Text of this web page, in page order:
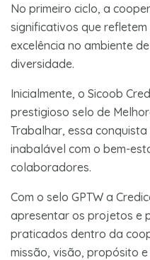
No primeiro ciclo, a
significativos que
excelência no ambiente
diversidade.
Inicialmente, o Sicoob
prestigioso selo de
Trabalhar, essa
inabalável com o bem-
colaboradores.
Com o selo GPTW a
apresentar os projetos e
praticados dentro da
missão, visão, propósito